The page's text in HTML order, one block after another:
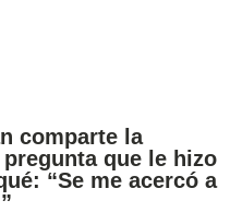
comparte la
que le hizo
“Se me acercó a